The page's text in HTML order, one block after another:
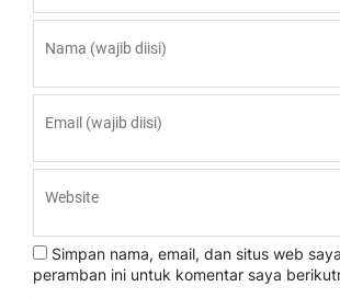
Simpan nama, email, dan situs web
peramban ini untuk komentar saya